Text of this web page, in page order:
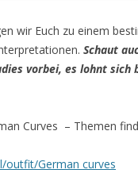
wir Euch zu einem
Schaut
vorbei, es lohnt
Curves – Themen
outfit/German curves